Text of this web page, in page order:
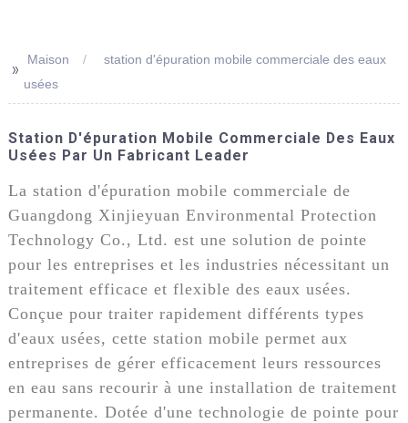
>> Maison
station d'épuration mobile commerciale des eaux
usées
Station D'épuration Mobile Commerciale Des Eaux
Usées Par Un Fabricant Leader
La station d'épuration mobile commerciale de
Guangdong Xinjieyuan Environmental Protection
Technology Co., Ltd. est une solution de pointe
pour les entreprises et les industries nécessitant un
traitement efficace et flexible des eaux usées.
Conçue pour traiter rapidement différents types
d'eaux usées, cette station mobile permet aux
entreprises de gérer efficacement leurs ressources
en eau sans recourir à une installation de traitement
permanente. Dotée d'une technologie de pointe pour